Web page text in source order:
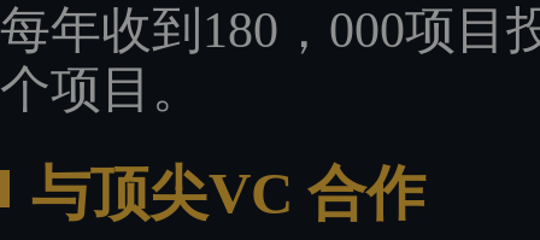
每年收到180，000项目
个项目。
与顶尖VC 合作